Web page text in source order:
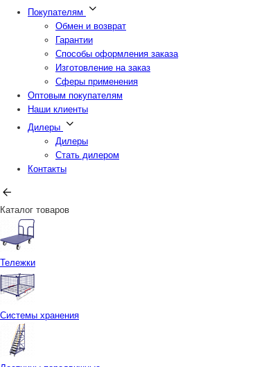
Покупателям
Обмен и возврат
Гарантии
Способы оформления заказа
Изготовление на заказ
Сферы применения
Оптовым покупателям
Наши клиенты
Дилеры
Дилеры
Стать дилером
Контакты
Каталог товаров
Тележки
Системы хранения